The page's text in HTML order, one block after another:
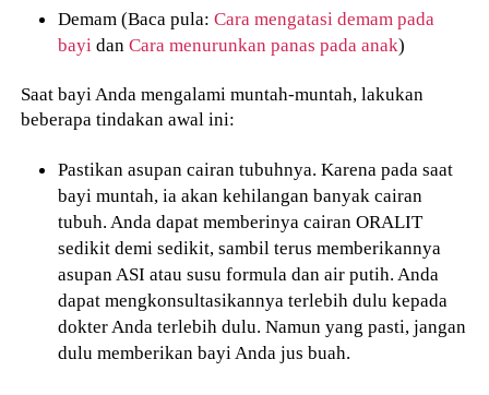
Demam (Baca pula: Cara mengatasi demam pada
bayi danCara menurunkan panas pada anak)
Saat bayi Anda mengalami muntah-muntah, lakukan
beberapa tindakan awal ini:
Pastikan asupan cairan tubuhnya. Karena pada saat
bayi muntah, ia akan kehilangan banyak cairan
tubuh. Anda dapat memberinya cairan ORALIT
sedikit demi sedikit, sambil terus memberikannya
asupan ASI atau susu formula dan air putih. Anda
dapat mengkonsultasikannya terlebih dulu kepada
dokter Anda terlebih dulu. Namun yang pasti, jangan
dulu memberikan bayi Anda jus buah.